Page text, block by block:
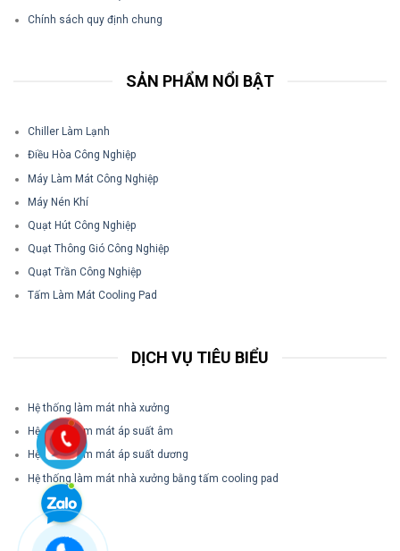
Chính sách quy định chung
SẢN PHẨM NỔI BẬT
Chiller Làm Lạnh
Điều Hòa Công Nghiệp
Máy Làm Mát Công Nghiệp
Máy Nén Khí
Quạt Hút Công Nghiệp
Quạt Thông Gió Công Nghiệp
Quạt Trần Công Nghiệp
Tấm Làm Mát Cooling Pad
DỊCH VỤ TIÊU BIỂU
Hệ thống làm mát nhà xưởng
Hệ thống làm mát áp suất âm
Hệ thống làm mát áp suất dương
Hệ thống làm mát nhà xưởng bằng tấm cooling pad